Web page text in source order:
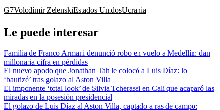
G7Volodímir ZelenskiEstados UnidosUcrania
Le puede interesar
Familia de Franco Armani denunció robo en vuelo a Medellín: dan
millonaria cifra en pérdidas
El nuevo apodo que Jonathan Tah le colocó a Luis Díaz: lo
‘bautizó’ tras golazo al Aston Villa
El imponente ‘total look’ de Silvia Tcherassi en Cali que acaparó las
miradas en la posesión presidencial
El golazo de Luis Díaz al Aston Villa, captado a ras de campo: